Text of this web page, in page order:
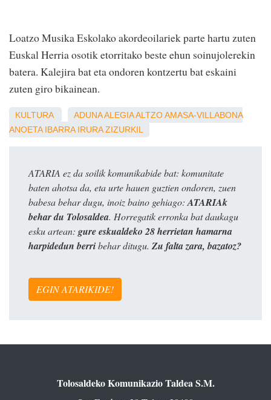
Loatzo Musika Eskolako akordeoilariek parte hartu zuten
Euskal Herria osotik etorritako beste ehun soinujolerekin
batera. Kalejira bat eta ondoren kontzertu bat eskaini
zuten giro bikainean.
KULTURA ADUNAALEGIAALTZOAMASA-VILLABONA
ANOETA IBARRA IRURA ZIZURKIL
ATARIA ez da soilik komunikabide bat: komunitate
baten ahotsa da, eta urte hauen guztien ondoren, zuen
babesa behar dugu, inoiz baino gehiago: ATARIAk
behar du Tolosaldea. Horregatik erronka bat daukagu
esku artean: gure eskualdeko 28 herrietan hamarna
harpidedun berribehar ditugu. Zu falta zara, bazatoz?
EGIN ATARIKIDE!
Tolosaldeko Komunikazio Taldea S.M.